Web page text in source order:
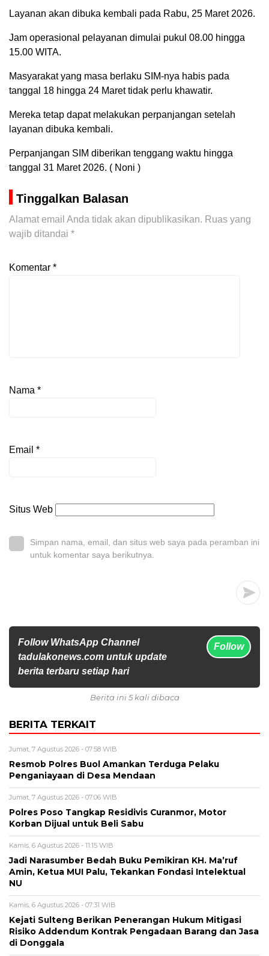
Layanan akan dibuka kembali pada Rabu, 25 Maret 2026.
Jam operasional pelayanan dimulai pukul 08.00 hingga
15.00 WITA.
Masyarakat yang masa berlaku SIM-nya habis pada
tanggal 18 hingga 24 Maret tidak perlu khawatir.
Mereka tetap dapat melakukan perpanjangan setelah
layanan dibuka kembali.
Perpanjangan SIM diberikan tenggang waktu hingga
tanggal 31 Maret 2026. ( Noni )
Tinggalkan Balasan
Alamat email Anda tidak akan dipublikasikan. Ruas yang
wajib ditandai *
Komentar *
Nama *
Email *
Situs Web
Simpan nama, email, dan situs web saya pada peramban ini
untuk komentar saya berikutnya.
Follow WhatsApp Channel
tadulakonews.com untuk update
berita terbaru setiap hari
Follow
Berita ini 5 kali dibaca
BERITA TERKAIT
Jumat, 7 Agustus 2026 - 07:58 WIB
Resmob Polres Buol Amankan Terduga Pelaku
Penganiayaan di Desa Mendaan
Jumat, 7 Agustus 2026 - 07:06 WIB
Polres Poso Tangkap Residivis Curanmor, Motor
Korban Dijual untuk Beli Sabu
Kamis, 6 Agustus 2026 - 11:15 WIB
Jadi Narasumber Bedah Buku Pemikiran KH. Ma’ruf
Amin, Ketua MUI Palu, Tekankan Fondasi Intelektual
NU
Kamis, 6 Agustus 2026 - 07:31 WIB
Kejati Sulteng Berikan Penerangan Hukum Mitigasi
Risiko Addendum Kontrak Pengadaan Barang dan Jasa
di Donggala